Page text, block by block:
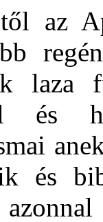
az
laza
és
és